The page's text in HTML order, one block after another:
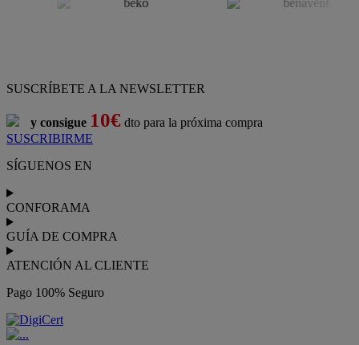
SUSCRÍBETE A LA NEWSLETTER
y consigue 10€ dto para la próxima compra
SUSCRIBIRME
SÍGUENOS EN
CONFORAMA
GUÍA DE COMPRA
ATENCIÓN AL CLIENTE
Pago 100% Seguro